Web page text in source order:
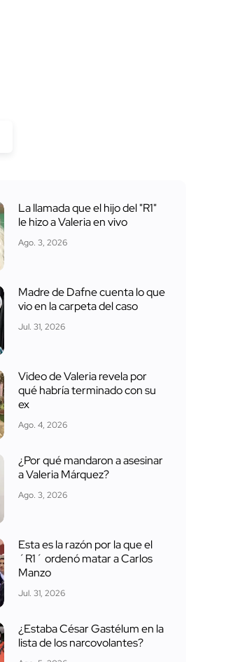
La llamada que el hijo del "R1"
le hizo a Valeria en vivo
Ago. 3, 2026
Madre de Dafne cuenta lo que
vio en la carpeta del caso
Jul. 31, 2026
Video de Valeria revela por
qué habría terminado con su
ex
Ago. 4, 2026
¿Por qué mandaron a asesinar
a Valeria Márquez?
Ago. 3, 2026
Esta es la razón por la que el
´R1´ ordenó matar a Carlos
Manzo
Jul. 31, 2026
¿Estaba César Gastélum en la
lista de los narcovolantes?